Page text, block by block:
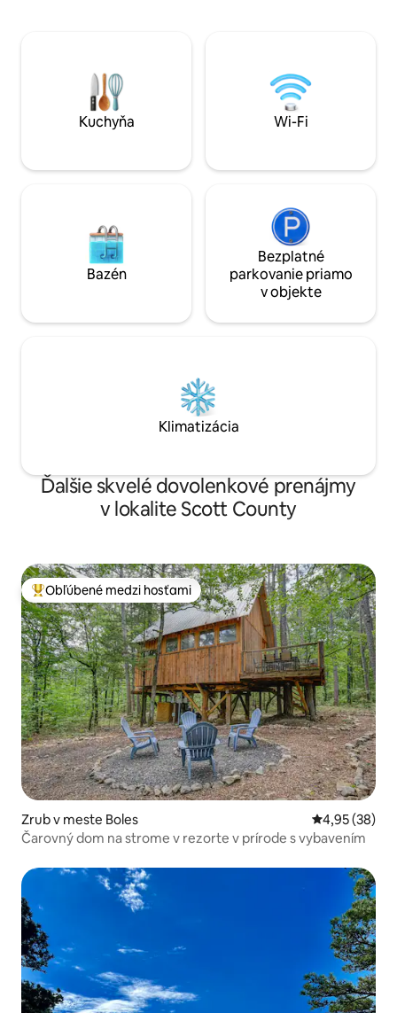
obývací priestor, práčovňa a 2 kúpeľne.
Rampa pre invalidné vozíky je široká
pohovka v plnej
kuchyňa s
možný
uzamykacej
Kuchyňa Wi-Fi
Bazén
Bezplatné
parkovanie priamo
v objekte
Klimatizácia
Ďalšie skvelé dovolenkové prenájmy
v lokalite Scott County
Najobľúbenejšie medzi hosťami
Obľúbené medzi hosťami
Zrub v meste Boles Priemerné
4,95 (38)
Čarovný dom na strome v rezorte v prírode s vybavením